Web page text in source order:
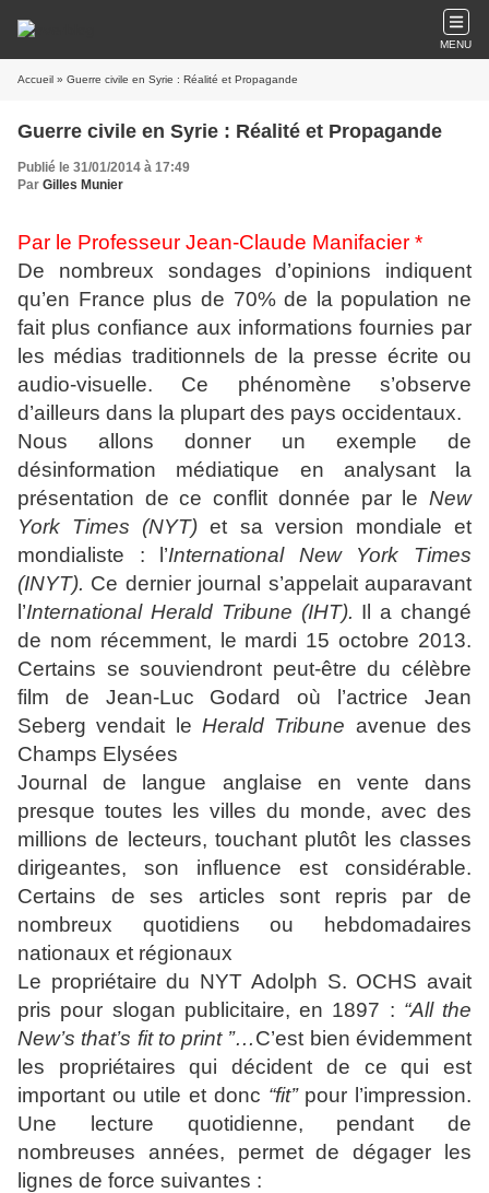
MENU
Accueil » Guerre civile en Syrie : Réalité et Propagande
Guerre civile en Syrie : Réalité et Propagande
Publié le 31/01/2014 à 17:49
Par Gilles Munier
Par le Professeur Jean-Claude Manifacier *
De nombreux sondages d’opinions indiquent
qu’en France plus de 70% de la population ne
fait plus confiance aux informations fournies par
les médias traditionnels de la presse écrite ou
audio-visuelle. Ce phénomène s’observe
d’ailleurs dans la plupart des pays occidentaux.
Nous allons donner un exemple de
désinformation médiatique en analysant la
présentation de ce conflit donnée par le New
York Times (NYT) et sa version mondiale et
mondialiste : l’International New York Times
(INYT). Ce dernier journal s’appelait auparavant
l’International Herald Tribune (IHT). Il a changé
de nom récemment, le mardi 15 octobre 2013.
Certains se souviendront peut-être du célèbre
film de Jean-Luc Godard où l’actrice Jean
Seberg vendait le Herald Tribune avenue des
Champs Elysées
Journal de langue anglaise en vente dans
presque toutes les villes du monde, avec des
millions de lecteurs, touchant plutôt les classes
dirigeantes, son influence est considérable.
Certains de ses articles sont repris par de
nombreux quotidiens ou hebdomadaires
nationaux et régionaux
Le propriétaire du NYT Adolph S. OCHS avait
pris pour slogan publicitaire, en 1897 : “All the
New’s that’s fit to print ’’…C’est bien évidemment
les propriétaires qui décident de ce qui est
important ou utile et donc “fit’’pour l’impression.
Une lecture quotidienne, pendant de
nombreuses années, permet de dégager les
lignes de force suivantes :